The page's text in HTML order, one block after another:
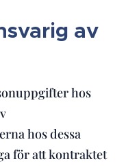
av
hos
hos dessa
för att kontraktet